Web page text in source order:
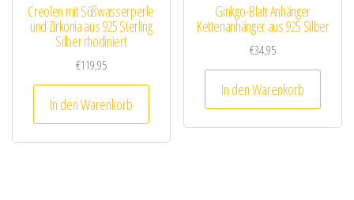
Creolen mit Süßwasserperle
und Zirkonia aus 925 Sterling
Silber rhodiniert
€119,95
In den Warenkorb
Ginkgo-Blatt Anhänger
Kettenanhänger aus 925 Silber
€34,95
In den Warenkorb